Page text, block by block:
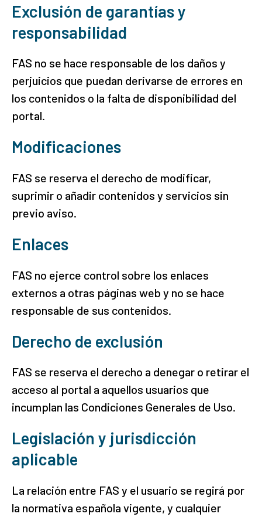
Exclusión de garantías y
responsabilidad
FAS no se hace responsable de los daños y
perjuicios que puedan derivarse de errores en
los contenidos o la falta de disponibilidad del
portal.
Modificaciones
FAS se reserva el derecho de modificar,
suprimir o añadir contenidos y servicios sin
previo aviso.
Enlaces
FAS no ejerce control sobre los enlaces
externos a otras páginas web y no se hace
responsable de sus contenidos.
Derecho de exclusión
FAS se reserva el derecho a denegar o retirar el
acceso al portal a aquellos usuarios que
incumplan las Condiciones Generales de Uso.
Legislación y jurisdicción
aplicable
La relación entre FAS y el usuario se regirá por
la normativa española vigente, y cualquier